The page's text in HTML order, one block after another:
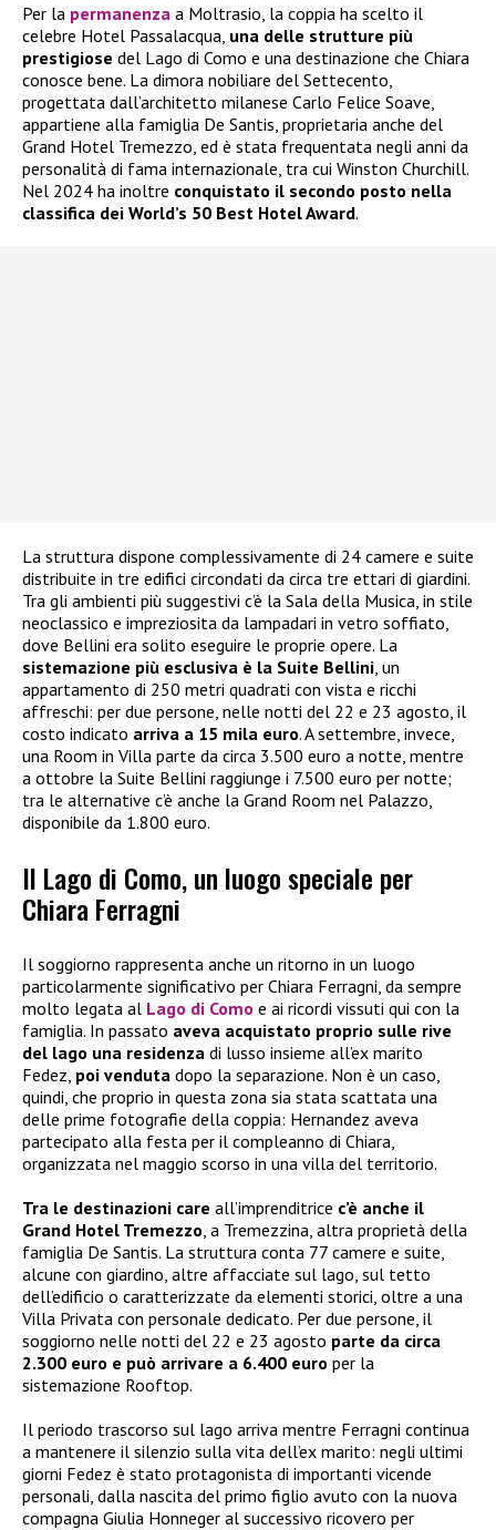
Per la permanenza a Moltrasio, la coppia ha scelto il
celebre Hotel Passalacqua, una delle strutture più
prestigiose del Lago di Como e una destinazione che Chiara
conosce bene. La dimora nobiliare del Settecento,
progettata dall’architetto milanese Carlo Felice Soave,
appartiene alla famiglia De Santis, proprietaria anche del
Grand Hotel Tremezzo, ed è stata frequentata negli anni da
personalità di fama internazionale, tra cui Winston Churchill.
Nel 2024 ha inoltre conquistato il secondo posto nella
classifica dei World’s 50 Best Hotel Award.
La struttura dispone complessivamente di 24 camere e suite
distribuite in tre edifici circondati da circa tre ettari di giardini.
Tra gli ambienti più suggestivi c’è la Sala della Musica, in stile
neoclassico e impreziosita da lampadari in vetro soffiato,
dove Bellini era solito eseguire le proprie opere. La
sistemazione più esclusiva è la Suite Bellini , un
appartamento di 250 metri quadrati con vista e ricchi
affreschi: per due persone, nelle notti del 22 e 23 agosto, il
costo indicato arriva a 15 mila euro. A settembre, invece,
una Room in Villa parte da circa 3.500 euro a notte, mentre
a ottobre la Suite Bellini raggiunge i 7.500 euro per notte;
tra le alternative c’è anche la Grand Room nel Palazzo,
disponibile da 1.800 euro.
Il Lago di Como, un luogo speciale per
Chiara Ferragni
Il soggiorno rappresenta anche un ritorno in un luogo
particolarmente significativo per Chiara Ferragni, da sempre
molto legata al Lago di Como e ai ricordi vissuti qui con la
famiglia. In passato aveva acquistato proprio sulle rive
del lago una residenza di lusso insieme all’ex marito
Fedez, poi venduta dopo la separazione. Non è un caso,
quindi, che proprio in questa zona sia stata scattata una
delle prime fotografie della coppia: Hernandez aveva
partecipato alla festa per il compleanno di Chiara,
organizzata nel maggio scorso in una villa del territorio.
Tra le destinazioni care all’imprenditrice c’è anche il
Grand Hotel Tremezzo, a Tremezzina, altra proprietà della
famiglia De Santis. La struttura conta 77 camere e suite,
alcune con giardino, altre affacciate sul lago, sul tetto
dell’edificio o caratterizzate da elementi storici, oltre a una
Villa Privata con personale dedicato. Per due persone, il
soggiorno nelle notti del 22 e 23 agosto parte da circa
2.300 euro e può arrivare a 6.400 euro per la
sistemazione Rooftop.
Il periodo trascorso sul lago arriva mentre Ferragni continua
a mantenere il silenzio sulla vita dell’ex marito: negli ultimi
giorni Fedez è stato protagonista di importanti vicende
personali, dalla nascita del primo figlio avuto con la nuova
compagna Giulia Honneger al successivo ricovero per